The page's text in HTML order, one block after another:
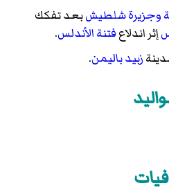
وجزيرة شلطيشبعد تفكك
إثر اندلاعفتنة الأندلس.
زبيدباليمن.